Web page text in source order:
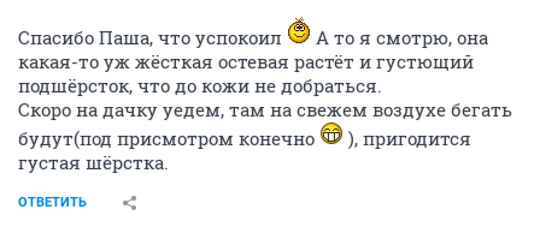
Спасибо Паша, что успокоил
А то я смотрю, она
какая-то уж жёсткая остевая растёт и густющий
подшёрсток, что до кожи не добраться.
Скоро на дачку уедем, там на свежем воздухе бегать
будут(под присмотром конечно
), пригодится
густая шёрстка.
ОТВЕТИТЬ